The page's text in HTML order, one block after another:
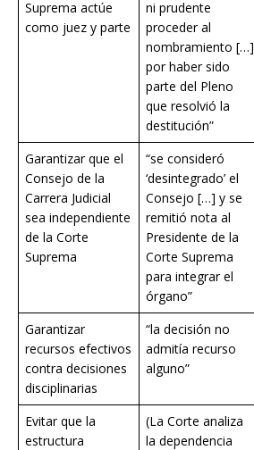
Suprema actúe
como juez y parte
ni prudente
proceder al
nombramiento […]
por haber sido
parte del Pleno
que resolvió la
destitución”
Garantizar que el
Consejo de la
Carrera Judicial
sea independiente
de la Corte
Suprema
“se consideró
‘desintegrado’ el
Consejo […] y se
remitió nota al
Presidente de la
Corte Suprema
para integrar el
órgano”
Garantizar
recursos efectivos
contra decisiones
disciplinarias
“la decisión no
admitía recurso
alguno”
Evitar que la
estructura
(La Corte analiza
la dependencia